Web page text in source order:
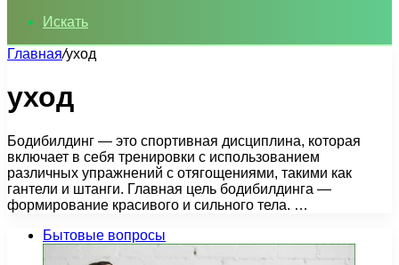
Искать
Главная/уход
уход
Бодибилдинг — это спортивная дисциплина, которая
включает в себя тренировки с использованием
различных упражнений с отягощениями, такими как
гантели и штанги. Главная цель бодибилдинга —
формирование красивого и сильного тела. …
Бытовые вопросы